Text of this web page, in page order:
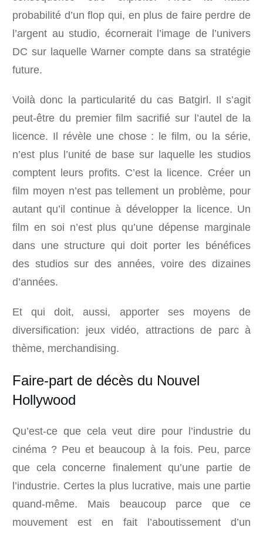
probabilité d’un flop qui, en plus de faire perdre de
l’argent au studio, écornerait l’image de l’univers
DC sur laquelle Warner compte dans sa stratégie
future.
Voilà donc la particularité du cas Batgirl. Il s’agit
peut-être du premier film sacrifié sur l’autel de la
licence. Il révèle une chose : le film, ou la série,
n’est plus l’unité de base sur laquelle les studios
comptent leurs profits. C’est la licence. Créer un
film moyen n’est pas tellement un problème, pour
autant qu’il continue à développer la licence. Un
film en soi n’est plus qu’une dépense marginale
dans une structure qui doit porter les bénéfices
des studios sur des années, voire des dizaines
d’années.
Et qui doit, aussi, apporter ses moyens de
diversification: jeux vidéo, attractions de parc à
thème, merchandising.
Faire-part de décès du Nouvel
Hollywood
Qu’est-ce que cela veut dire pour l’industrie du
cinéma ? Peu et beaucoup à la fois. Peu, parce
que cela concerne finalement qu’une partie de
l’industrie. Certes la plus lucrative, mais une partie
quand-même. Mais beaucoup parce que ce
mouvement est en fait l’aboutissement d’un